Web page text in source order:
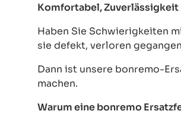
Komfortabel,
Haben Sie Schwierigkeiten
sie defekt, verloren
Dann ist unsere bonremo-
machen.
Warum eine bonremo